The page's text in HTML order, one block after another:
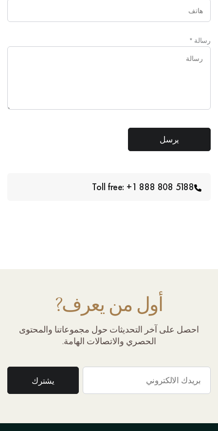
رسالة *
Toll free: +1 888 808 5188
أول من يعرف?
احصل على آخر التحديثات حول مجموعاتنا والمحتوى
الحصري والاتصالات الهامة.